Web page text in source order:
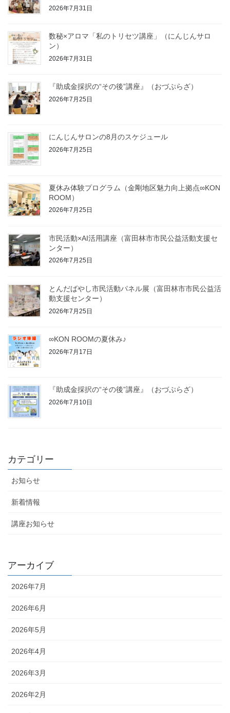
2026年7月31日
数秘×アロマ「私のトリセツ講座」（にんじんサロ
ン）
2026年7月31日
『助成金採択の“その後”講座』（おづぷらざ）
2026年7月25日
にんじんサロンの8月のスケジュール
2026年7月25日
夏休み体験プログラム（金剛地区魅力向上拠点∞KON
ROOM）
2026年7月25日
市民活動×AI活用講座（富田林市市民公益活動支援セ
ンター）
2026年7月25日
とんだばやし市民活動パネル展（富田林市市民公益活
動支援センター）
2026年7月25日
∞KON ROOMの夏休み♪
2026年7月17日
『助成金採択の“その後”講座』（おづぷらざ）
2026年7月10日
カテゴリー
お知らせ
新着情報
講座お知らせ
アーカイブ
2026年7月
2026年6月
2026年5月
2026年4月
2026年3月
2026年2月